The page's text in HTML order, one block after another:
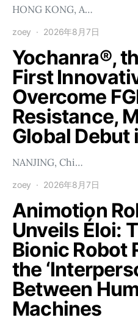
HONG KONG, A…
zoey 2026年8月7日
Yochanra®,
First
Overcome
Resistance,
Global Debut
NANJING, Chi…
zoey 2026年8月7日
Animotion
Unveils Éloi:
Bionic Robot
the
Between
Machines